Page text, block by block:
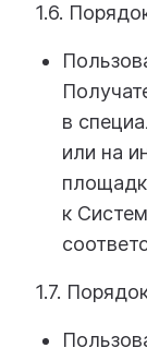
1.6.
в
или на
к
1.7.